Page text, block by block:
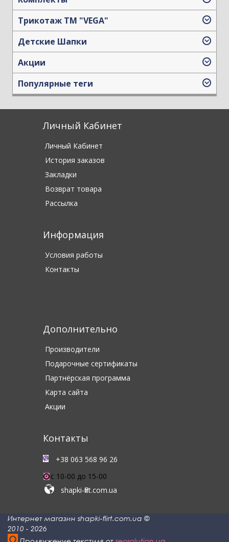
Трикотаж TM "VEGA"
Детские Шапки
Акции
Популярные теги
Личный Кабинет
Личный Кабинет
История заказов
Закладки
Возврат товара
Рассылка
Информация
Условия работы
Контакты
Дополнительно
Производители
Подарочные сертификаты
Партнёрская программа
Карта сайта
Акции
Контакты
+38 063 568 96 26
c 10-00 до 15-00
shapki-flirt.com.ua
Интернет магазин shapki-flirt.com.ua ©
2010 - 2026